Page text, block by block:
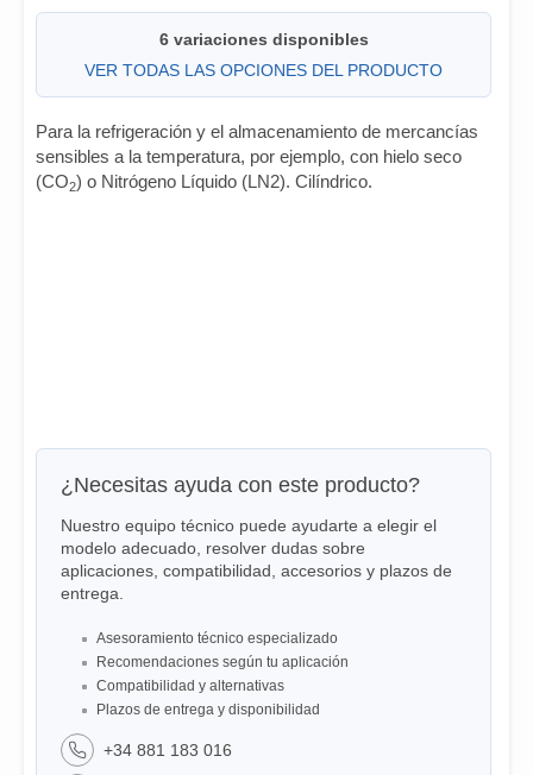
6 variaciones disponibles
VER TODAS LAS OPCIONES DEL PRODUCTO
Para la refrigeración y el almacenamiento de mercancías
sensibles a la temperatura, por ejemplo, con hielo seco
(CO2) o Nitrógeno Líquido (LN2). Cilíndrico.
¿Necesitas ayuda con este producto?
Nuestro equipo técnico puede ayudarte a elegir el
modelo adecuado, resolver dudas sobre
aplicaciones, compatibilidad, accesorios y plazos de
entrega.
Asesoramiento técnico especializado
Recomendaciones según tu aplicación
Compatibilidad y alternativas
Plazos de entrega y disponibilidad
+34 881 183 016